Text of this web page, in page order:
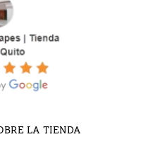
LA TIENDA